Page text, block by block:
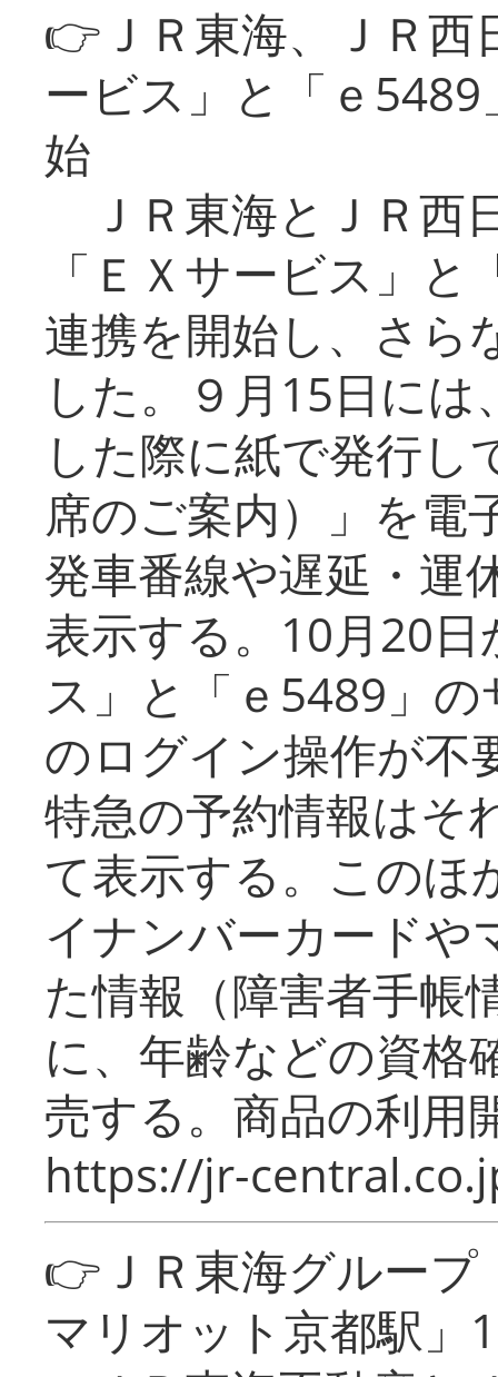
👉ＪＲ東海、ＪＲ
ービス」と「ｅ
始
ＪＲ東海とＪＲ西
「ＥＸサービス」
連携を開始し、さら
した。９月15日に
した際に紙で発行し
席のご案内）」を電
発車番線や遅延・運
表示する。10月20
ス」と「ｅ5489」
のログイン操作が不
特急の予約情報はそ
て表示する。このほ
イナンバーカードや
た情報（障害者手帳
に、年齢などの資格
売する。商品の利用
https://jr-
👉ＪＲ東海グルー
マリオット京都駅」